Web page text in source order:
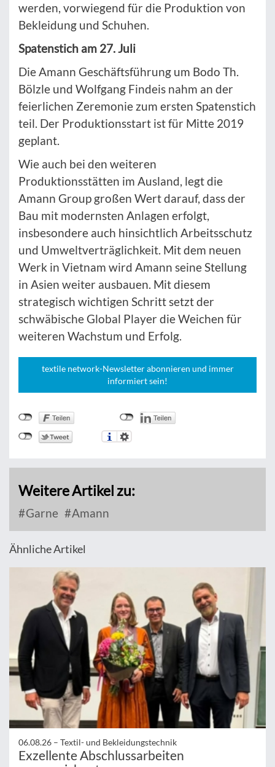
werden, vorwiegend für die Produktion von
Bekleidung und Schuhen.
Spatenstich am 27. Juli
Die Amann Geschäftsführung um Bodo Th.
Bölzle und Wolfgang Findeis nahm an der
feierlichen Zeremonie zum ersten Spatenstich
teil. Der Produktionsstart ist für Mitte 2019
geplant.
Wie auch bei den weiteren
Produktionsstätten im Ausland, legt die
Amann Group großen Wert darauf, dass der
Bau mit modernsten Anlagen erfolgt,
insbesondere auch hinsichtlich Arbeitsschutz
und Umweltverträglichkeit. Mit dem neuen
Werk in Vietnam wird Amann seine Stellung
in Asien weiter ausbauen. Mit diesem
strategisch wichtigen Schritt setzt der
schwäbische Global Player die Weichen für
weiteren Wachstum und Erfolg.
textile network-Newsletter abonnieren und immer
informiert sein!
Weitere Artikel zu:
Garne Amann
Ähnliche Artikel
06.08.26 – Textil- und Bekleidungstechnik
Exzellente Abschlussarbeiten